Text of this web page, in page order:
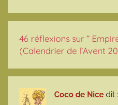
46 réflexions sur “
(Calendrier de l’Avent
Coco de Nice dit :